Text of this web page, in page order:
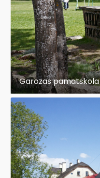
Garozas pamatskola